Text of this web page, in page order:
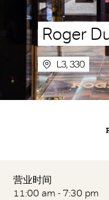
Roger
L3, 330
营业时间
11:00 am - 7:30 pm